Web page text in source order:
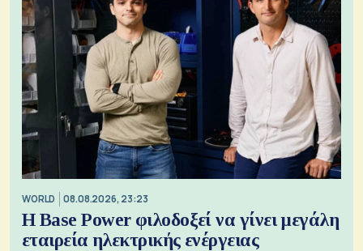
WORLD 08.08.2026, 23:23
Η Base Power φιλοδοξεί να γίνει μεγάλη
εταιρεία ηλεκτρικής ενέργειας